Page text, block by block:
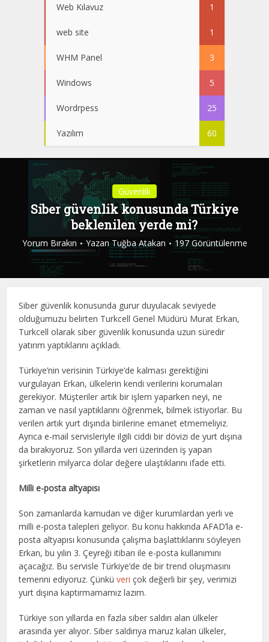
Web Kılavuz 1
web site 1
WHM Panel 3
Windows 5
Wordrpess 25
Yazılım 60
Güvenlik
Siber güvenlik konusunda Türkiye
beklenilen yerde mi?
Yorum Bırakın YazanTuğba Atakan 197 Görüntülenme
Siber güvenlik konusunda gurur duyulacak seviyede
olduğumuzu belirten Turkcell Genel Müdürü Murat Erkan,
Turkcell olarak siber güvenlik konusunda uzun süredir
yatırım yaptıklarını açıkladı.
Türkiye’nin verisinin Türkiye’de kalması gerektiğini
vurgulayan Erkan, ülkelerin kendi verilerini korumaları
gerekiyor. Müşteriler artık bir işlem yaparken neyi, ne
zaman ve nasıl yaptıklarını öğrenmek, bilmek istiyorlar. Bu
verilen artık yurt dışında birilerine emanet etmemeliyiz.
Ayrıca e-mail servisleriyle ilgili ciddi bir dövizi de yurt dışına
da bırakıyoruz. Son yıllarda veri üzerinden iş yapan
şirketlerin milyarca dolar değere ulaştıklarını ifade etti.
Milli e-posta altyapısı
Son zamanlarda kamudan ve diğer kurumlardan yerli ve
milli e-posta talepleri geliyor. Bu konu hakkında AFAD’la e-
posta altyapısı konusunda çalışma başlattıklarını söyleyen
Erkan, bu yılın 3. Çeyreği itibarı ile e-posta kullanımını
açacağız. Bu servisle Türkiye’de de bir trend oluşmasını
temenni ediyoruz. Çünküveri çok değerli bir şey, verimizi
yurt dışına kaptırmamamız lazım.
Türkiye son yıllarda en fazla siber saldırı alan ülkeler
arasında yer alıyor. Siber saldırıya maruz kalan ülkeler,